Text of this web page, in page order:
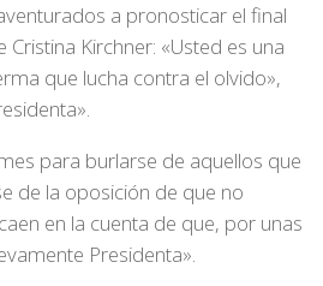
a pronosticar el final
Kirchner: «Usted es una
que lucha contra el olvido»,
para burlarse de aquellos que
de la oposición de que no
en la cuenta de que, por unas
Presidenta».